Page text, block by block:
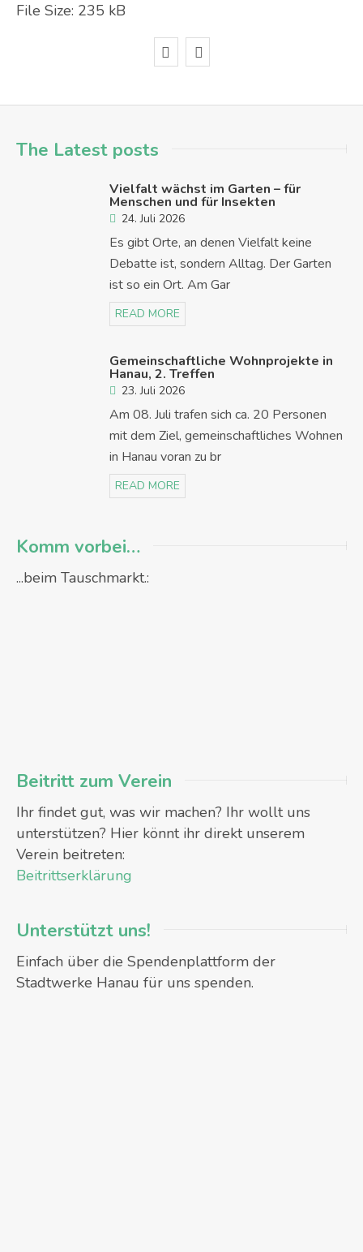
File Size: 235 kB
The Latest posts
Vielfalt wächst im Garten – für
Menschen und für Insekten
24. Juli 2026
Es gibt Orte, an denen Vielfalt keine
Debatte ist, sondern Alltag. Der Garten
ist so ein Ort. Am Gar
READ MORE
Gemeinschaftliche Wohnprojekte in
Hanau, 2. Treffen
23. Juli 2026
Am 08. Juli trafen sich ca. 20 Personen
mit dem Ziel, gemeinschaftliches Wohnen
in Hanau voran zu br
READ MORE
Komm vorbei…
...beim Tauschmarkt.:
Beitritt zum Verein
Ihr findet gut, was wir machen? Ihr wollt uns
unterstützen? Hier könnt ihr direkt unserem
Verein beitreten:
Beitrittserklärung
Unterstützt uns!
Einfach über die Spendenplattform der
Stadtwerke Hanau für uns spenden.